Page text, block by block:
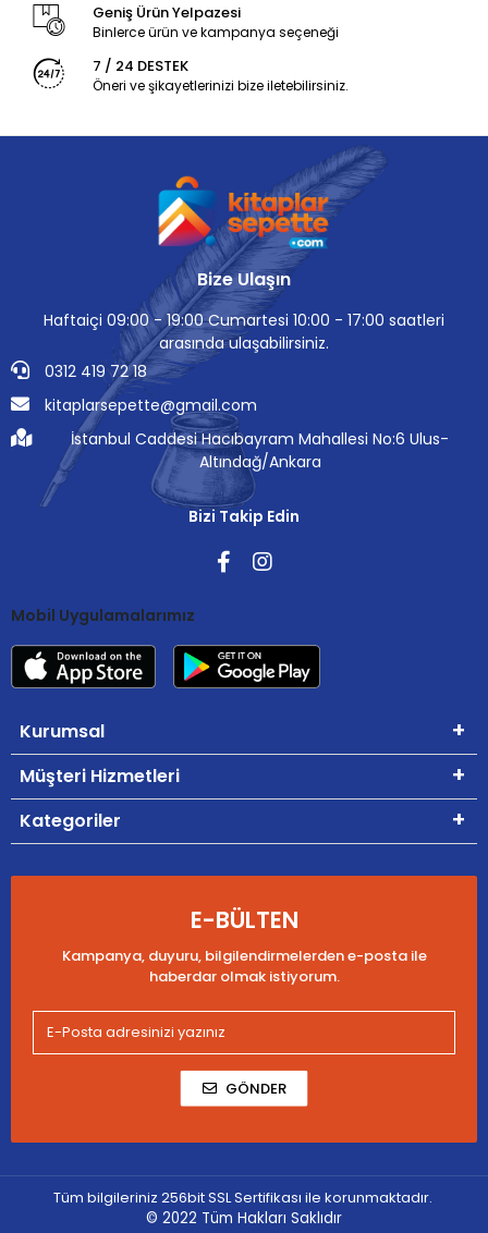
Geniş Ürün Yelpazesi
Binlerce ürün ve kampanya seçeneği
7 / 24 DESTEK
Öneri ve şikayetlerinizi bize iletebilirsiniz.
Bize Ulaşın
Haftaiçi 09:00 - 19:00 Cumartesi 10:00 - 17:00 saatleri
arasında ulaşabilirsiniz.
0312 419 72 18
kitaplarsepette@gmail.com
İstanbul Caddesi Hacıbayram Mahallesi No:6 Ulus-
Altındağ/Ankara
Bizi Takip Edin
Mobil Uygulamalarımız
Kurumsal
Müşteri Hizmetleri
Kategoriler
E-BÜLTEN
Kampanya, duyuru, bilgilendirmelerden e-posta ile
haberdar olmak istiyorum.
GÖNDER
Tüm bilgileriniz 256bit SSL Sertifikası ile korunmaktadır.
© 2022 Tüm Hakları Saklıdır